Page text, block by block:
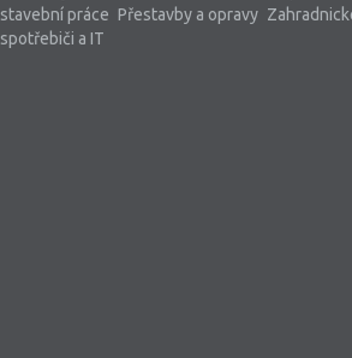
stavební práce Přestavby a opravy
spotřebiči a IT